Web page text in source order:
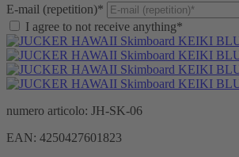
E-mail (repetition)*
I agree to not receive anything*
numero articolo: JH-SK-06
EAN: 4250427601823